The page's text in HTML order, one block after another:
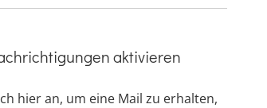
aktivieren
hier an, um eine Mail zu erhalten,